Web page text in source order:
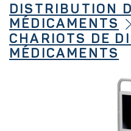
DISTRIBUTION
MÉDICAMENTS
CHARIOTS DE
MÉDICAMENTS